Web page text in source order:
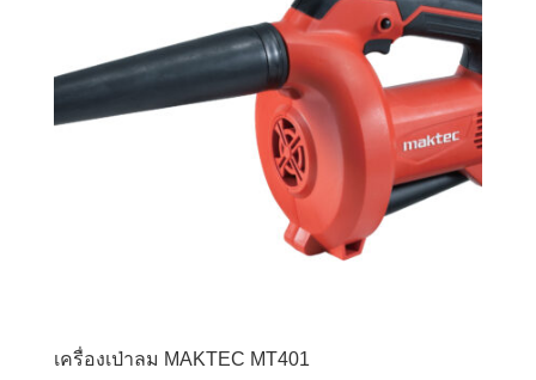
เครื่องเป่าลม MAKTEC MT401